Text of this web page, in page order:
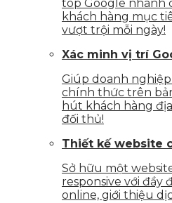
top Google nhanh
khách hàng mục
vượt trội mỗi ngày!
Xác minh vị trí
Giúp doanh
chính thức trên
hút khách hàng
đối thủ!
Thiết kế website
Sở hữu một
responsive với đầy
online, giới thiệu